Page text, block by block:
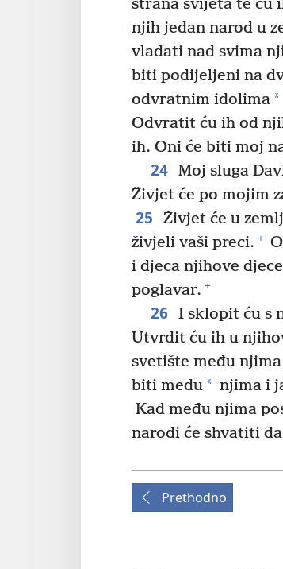
strana svijeta te ću
njih jedan narod u
vladati nad svima
biti podijeljeni na
odvratnim idolima*
Odvratit ću ih od
ih. Oni će biti moj
24 Moj sluga
Živjet će po mojim
25
Živjet će u
živjeli vaši preci. +
i djeca njihove
poglavar. +
26 I sklopit ću s
Utvrdit ću ih u
svetište među
biti među* njima i
Kad među njima
narodi će shvatiti
Prethodno